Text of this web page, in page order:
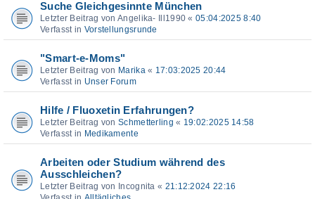
Suche Gleichgesinnte München
Letzter Beitrag vonAngelika- Ill1990 «05:04:2025 8:40
Verfasst in Vorstellungsrunde
"Smart-e-Moms"
Letzter Beitrag von Marika« 17:03:2025 20:44
Verfasst in Unser Forum
Hilfe / Fluoxetin Erfahrungen?
Letzter Beitrag von Schmetterling « 19:02:2025 14:58
Verfasst in Medikamente
Arbeiten oder Studium während des
Ausschleichen?
Letzter Beitrag von Incognita « 21:12:2024 22:16